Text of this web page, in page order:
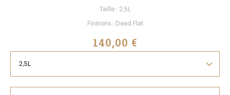
Taille : 2,5L
Finitions : Dead Flat
140,00 €